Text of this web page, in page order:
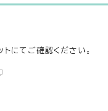
にてご確認ください。